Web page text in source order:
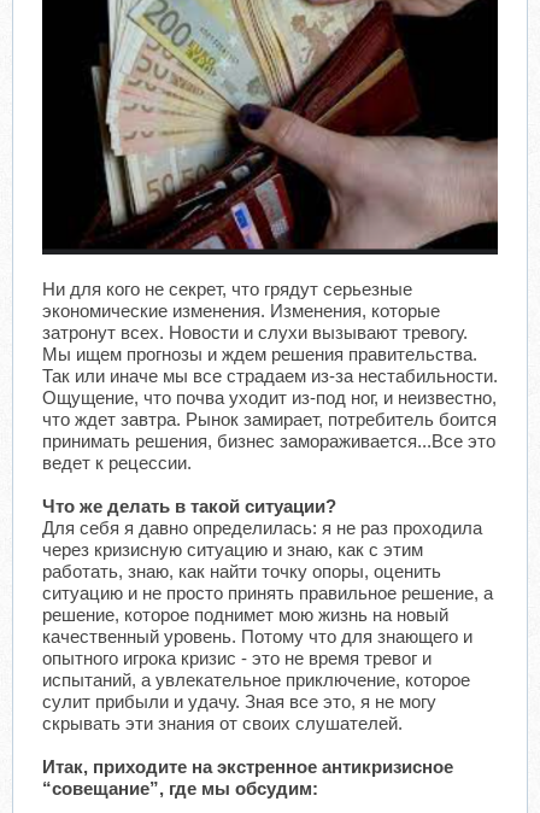
Ни для кого не секрет, что грядут серьезные
экономические изменения. Изменения, которые
затронут всех. Новости и слухи вызывают тревогу.
Мы ищем прогнозы и ждем решения правительства.
Так или иначе мы все страдаем из-за нестабильности.
Ощущение, что почва уходит из-под ног, и неизвестно,
что ждет завтра. Рынок замирает, потребитель боится
принимать решения, бизнес замораживается...Все это
ведет к рецессии.
Что же делать в такой ситуации?
Для себя я давно определилась: я не раз проходила
через кризисную ситуацию и знаю, как с этим
работать, знаю, как найти точку опоры, оценить
ситуацию и не просто принять правильное решение, а
решение, которое поднимет мою жизнь на новый
качественный уровень. Потому что для знающего и
опытного игрока кризис - это не время тревог и
испытаний, а увлекательное приключение, которое
сулит прибыли и удачу. Зная все это, я не могу
скрывать эти знания от своих слушателей.
Итак, приходите на экстренное антикризисное
“совещание”, где мы обсудим: